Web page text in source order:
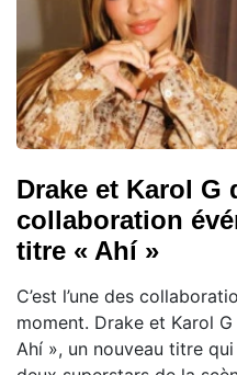
Drake et Karol G
collaboration
titre « Ahí »
C’est l’une des
moment. Drake et Karol
Ahí », un nouveau titre